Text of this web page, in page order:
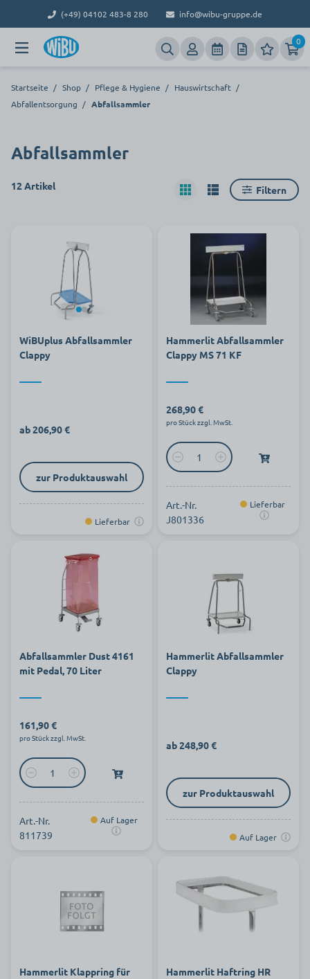
(+49) 04102 483-8 280 info@wibu-gruppe.de
0
Startseite / Shop / Pflege & Hygiene / Hauswirtschaft /
Abfallentsorgung / Abfallsammler
Abfallsammler
12 Artikel Filtern
WiBUplus Abfallsammler
Clappy
ab 206,90 €
zur Produktauswahl
Lieferbar
Hammerlit Abfallsammler
Clappy MS 71 KF
268,90 €
pro Stück zzgl. MwSt.
Art.-Nr.
J801336
Lieferbar
Abfallsammler Dust 4161
mit Pedal, 70 Liter
161,90 €
pro Stück zzgl. MwSt.
Art.-Nr.
811739
Auf Lager
Hammerlit Abfallsammler
Clappy
ab 248,90 €
zur Produktauswahl
Auf Lager
Hammerlit Klappring für
Hammerlit Haftring HR